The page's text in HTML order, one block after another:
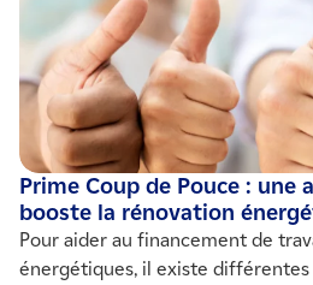
Prime Coup de Pouce : une
booste la rénovation
Pour aider au financement de
énergétiques, il existe différentes